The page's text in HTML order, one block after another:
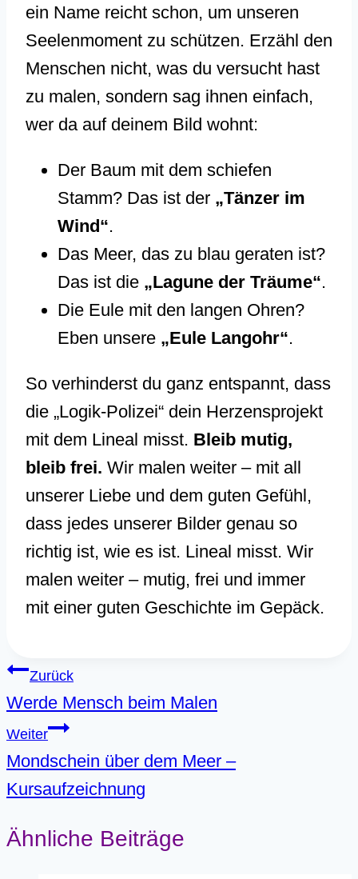
ein Name reicht schon, um unseren
Seelenmoment zu schützen. Erzähl den
Menschen nicht, was du versucht hast
zu malen, sondern sag ihnen einfach,
wer da auf deinem Bild wohnt:
Der Baum mit dem schiefen
Stamm? Das ist der „Tänzer im
Wind“.
Das Meer, das zu blau geraten ist?
Das ist die „Lagune der Träume“.
Die Eule mit den langen Ohren?
Eben unsere „Eule Langohr“.
So verhinderst du ganz entspannt, dass
die „Logik-Polizei“ dein Herzensprojekt
mit dem Lineal misst. Bleib mutig,
bleib frei. Wir malen weiter – mit all
unserer Liebe und dem guten Gefühl,
dass jedes unserer Bilder genau so
richtig ist, wie es ist. Lineal misst. Wir
malen weiter – mutig, frei und immer
mit einer guten Geschichte im Gepäck.
Beitragsnavigation
Zurück
Werde Mensch beim Malen
Weiter
Mondschein über dem Meer –
Kursaufzeichnung
Ähnliche Beiträge